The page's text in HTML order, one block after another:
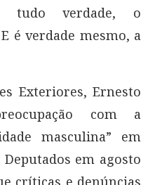
tudo verdade, o
é verdade mesmo, a
Exteriores, Ernesto
com a
masculina” em
em agosto